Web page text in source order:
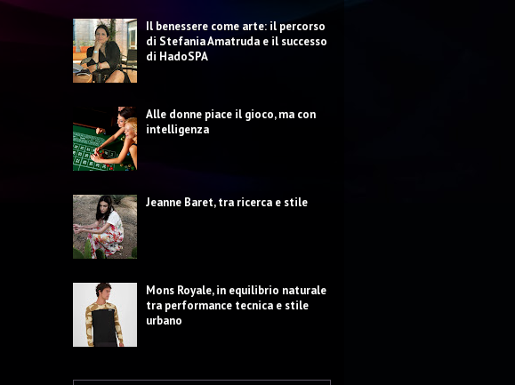
Il benessere come arte: il percorso
di Stefania Amatruda e il successo
di HadoSPA
Alle donne piace il gioco, ma con
intelligenza
Jeanne Baret, tra ricerca e stile
Mons Royale, in equilibrio naturale
tra performance tecnica e stile
urbano